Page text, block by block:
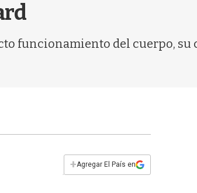
funcionamiento del cuerpo, su
+Agregar El País en